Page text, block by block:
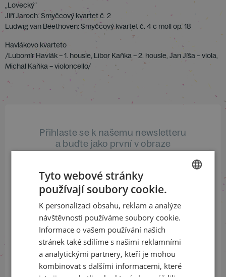
„Lovecký“
Jiří Jaroch: Smyčcový kvartet č. 2
Ludwig van Beethoven: Smyčcový kvartet č. 4 c moll op. 18
Havlákovo kvarteto
/Lubomír Havlák – 1. housle, Libor Kaňka – 2. housle, Jan Jíša – viola,
Michal Kaňka – violoncello/
Přihlaste se k našemu newsletteru
a buďte jako první v obraze
ODEBÍRAT NEWSLETTER
Sledujte nás na sociálních sítích
LinkedInflickr
ENGLISH
Tyto webové stránky
používají soubory cookie.
K personalizaci obsahu, reklam a analýze
návštěvnosti používáme soubory cookie.
Informace o vašem používání našich
stránek také sdílíme s našimi reklamními
a analytickými partnery, kteří je mohou
kombinovat s dalšími informacemi, které